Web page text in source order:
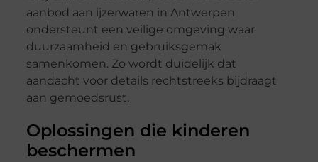
aanbod aan ijzerwaren in Antwerpen
ondersteunt een veilige omgeving waar
duurzaamheid en gebruiksgemak
samenkomen. Zo wordt duidelijk dat
aandacht voor details rechtstreeks bijdraagt
aan gemoedsrust.
Oplossingen die kinderen
beschermen